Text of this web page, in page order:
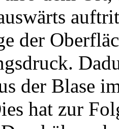
der
der Blase
hat zur